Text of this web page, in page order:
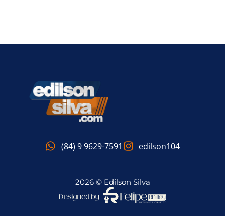
(84) 9 9629-7591 edilson104
2026 © Edilson Silva